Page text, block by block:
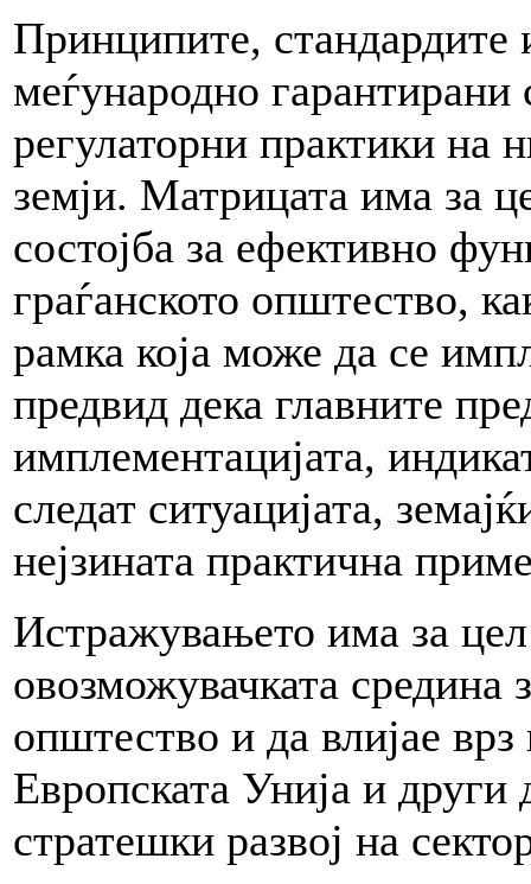
Принципите, стандардите
меѓународно гарантирани
регулаторни практики на
земји. Матрицата има за
состојба за ефективно
граѓанското општество,
рамка која може да се
предвид дека главните
имплементацијата,
следат ситуацијата,
нејзината практична
Истражувањето има за цел
овозможувачката средина
општество и да влијае
Европската Унија и
стратешки развој на